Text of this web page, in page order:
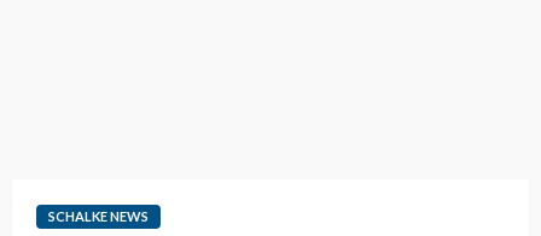
SCHALKE NEWS